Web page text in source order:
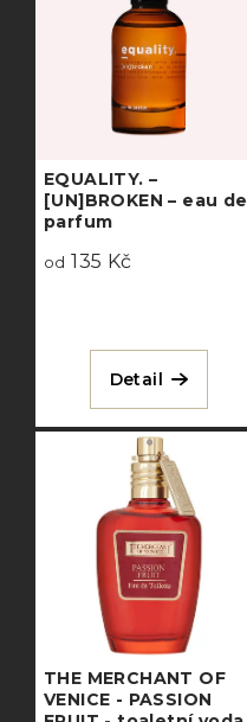
EQUALITY. –
[UN]BROKEN – eau de
parfum
od 135 Kč
Detail
THE MERCHANT OF
VENICE - PASSION